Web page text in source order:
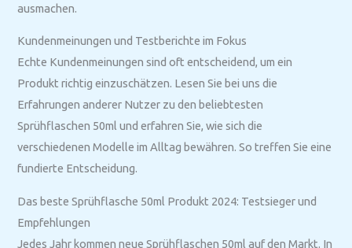
ausmachen.
Kundenmeinungen und Testberichte im Fokus
Echte Kundenmeinungen sind oft entscheidend, um ein
Produkt richtig einzuschätzen. Lesen Sie bei uns die
Erfahrungen anderer Nutzer zu den beliebtesten
Sprühflaschen 50ml und erfahren Sie, wie sich die
verschiedenen Modelle im Alltag bewähren. So treffen Sie eine
fundierte Entscheidung.
Das beste Sprühflasche 50ml Produkt 2024: Testsieger und
Empfehlungen
Jedes Jahr kommen neue Sprühflaschen 50ml auf den Markt. In